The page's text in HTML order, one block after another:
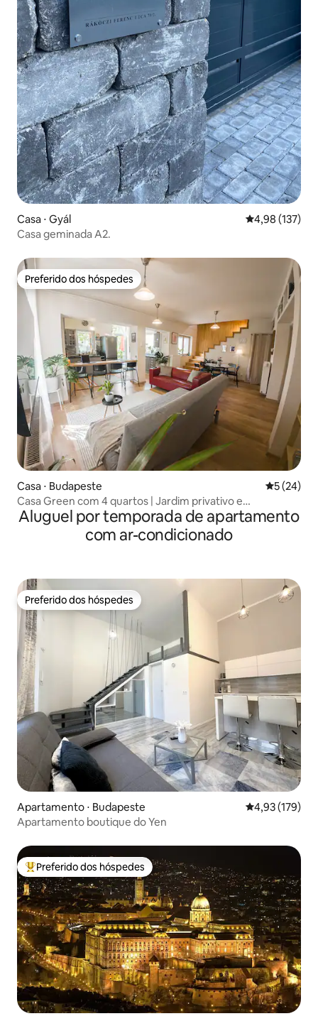
Casa ⋅ Gyál 4,98 de uma
4,98 (137)
Casa geminada A2.
Preferido dos hóspedes
Preferido dos hóspedes
Casa ⋅ Budapeste 5 de uma
5 (24)
Casa Green com 4 quartos | Jardim privativo e
estacionamento gratuito
Aluguel por temporada de apartamento
com ar-condicionado
Preferido dos hóspedes
Preferido dos hóspedes
Apartamento ⋅ Budapeste 4,93 de uma
4,93 (179)
Apartamento boutique do Yen
Entre os melhores preferidos dos hóspedes
Preferido dos hóspedes